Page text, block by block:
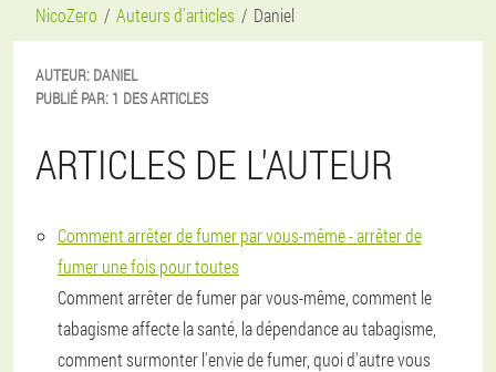
NicoZero Auteurs d'articles Daniel
AUTEUR: DANIEL
PUBLIÉ PAR: 1 DES ARTICLES
ARTICLES DE L'AUTEUR
Comment arrêter de fumer par vous-même - arrêter de
fumer une fois pour toutes
Comment arrêter de fumer par vous-même, comment le
tabagisme affecte la santé, la dépendance au tabagisme,
comment surmonter l'envie de fumer, quoi d'autre vous